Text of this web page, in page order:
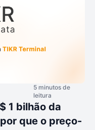
5 minutos de
leitura
1 bilhão da
que o preço-